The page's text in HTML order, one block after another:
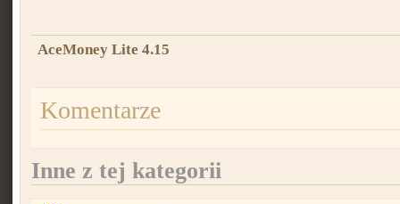
AceMoney Lite 4.15
Komentarze
Inne z tej kategorii